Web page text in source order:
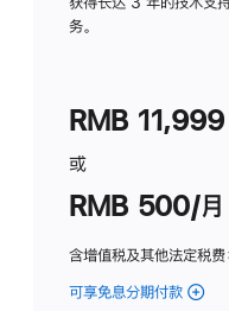
务。
RMB 11,999
或
RMB 500/
含增值税及其他法定税费
可享免息分期付款 (Studio